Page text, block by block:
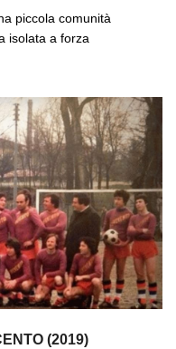
piccola comunità
isolata a forza
(2019)